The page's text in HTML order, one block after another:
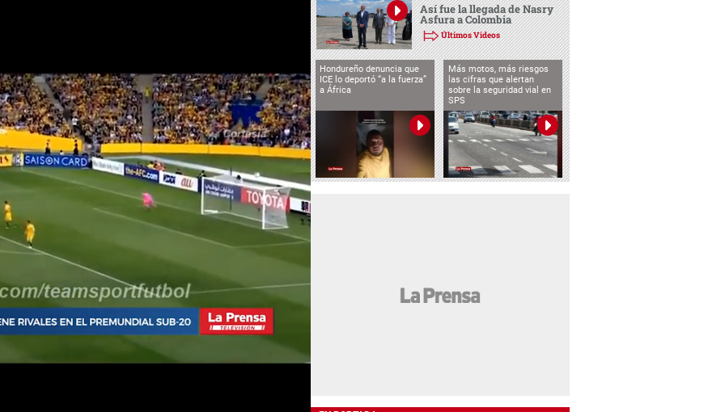
Así fue la llegada de Nasry
Asfura a Colombia
Últimos Videos
Hondureño denuncia que
ICE lo deportó “a la fuerza”
a África
Más motos, más riesgos
las cifras que alertan
sobre la seguridad vial en
SPS